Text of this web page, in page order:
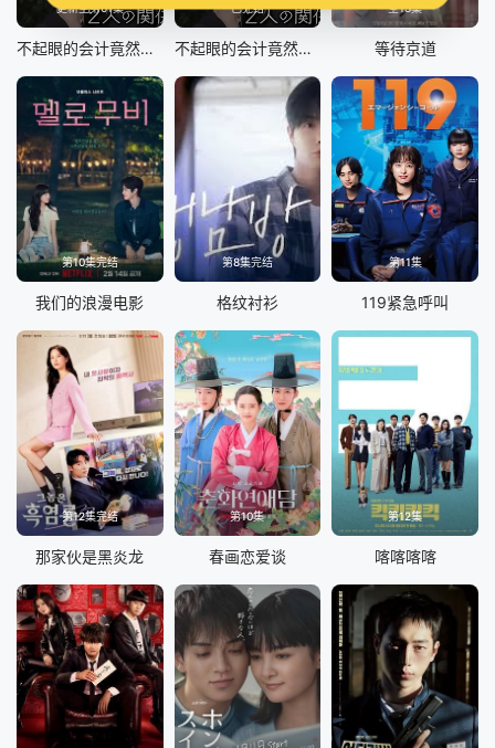
更新至第01集
不起眼的会计竟然是牛郎第二季
已完结
不起眼的会计竟然是牛郎
全13集
等待京道
第10集完结
我们的浪漫电影
第8集完结
格纹衬衫
第11集
119紧急呼叫
第12集完结
那家伙是黑炎龙
第10集
春画恋爱谈
第12集
喀喀喀喀